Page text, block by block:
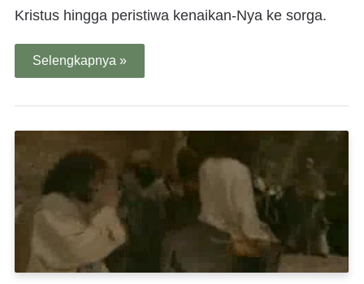
Kristus hingga peristiwa kenaikan-Nya ke sorga.
Selengkapnya »